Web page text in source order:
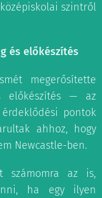
szintről
és előkészítés
megerősítette
előkészítés — az
pontok
ahhoz, hogy
Newcastle-ben.
számomra az is,
ha egy ilyen